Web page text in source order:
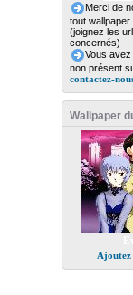
Merci de
tout
(joignez les
concernés)
Vous
non présent
contactez-
Wallpaper
Ajoutez